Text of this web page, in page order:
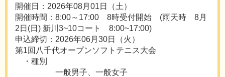
開催日：2026年08月01日（土）
開催時間：8:00～17:00 8時受付開始 (雨天時 8月
2日(日) 新川3~10コート 8:00~17:00)
申込締切：2026年06月30日（火）
第1回八千代オープンソフトテニス大会
・種別
一般男子、一般女子